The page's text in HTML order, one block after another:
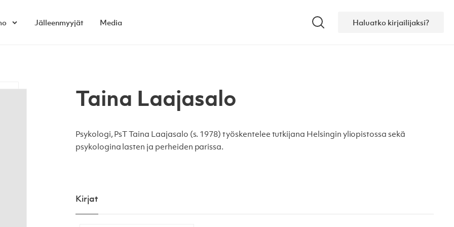
Open child menu
Jälleenmyyjät Media Haluatko kirjailijaksi?
Hae
Taina Laajasalo
Psykologi, PsT Taina Laajasalo (s. 1978) työskentelee tutkijana Helsingin yliopistossa sekä
psykologina lasten ja perheiden parissa.
Kirjat